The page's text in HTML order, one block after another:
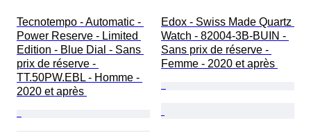
Tecnotempo - Automatic -
Power Reserve - Limited
Edition - Blue Dial - Sans
prix de réserve -
TT.50PW.EBL - Homme -
2020 et après
Edox - Swiss Made Quartz
Watch - 82004-3B-BUIN -
Sans prix de réserve -
Femme - 2020 et après